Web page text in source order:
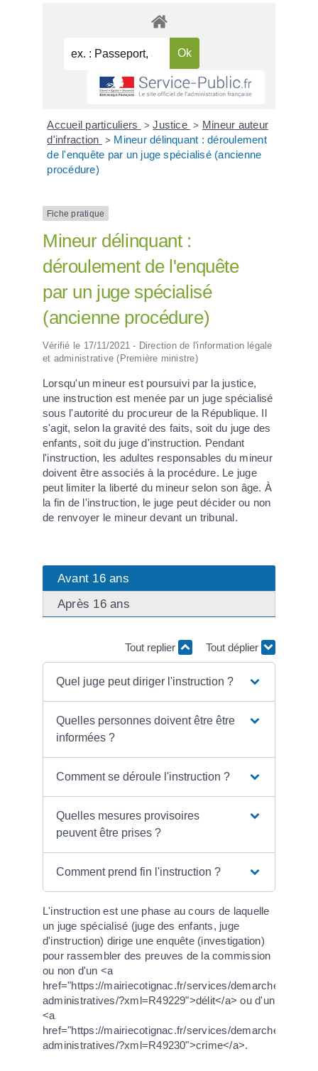
Accueil particuliers > Justice > Mineur auteur
d'infraction > Mineur délinquant : déroulement
de l'enquête par un juge spécialisé (ancienne
procédure)
Fiche pratique
Mineur délinquant :
déroulement de l'enquête
par un juge spécialisé
(ancienne procédure)
Vérifié le 17/11/2021 - Direction de l'information légale
et administrative (Première ministre)
Lorsqu'un mineur est poursuivi par la justice,
une instruction est menée par un juge spécialisé
sous l'autorité du procureur de la République. Il
s'agit, selon la gravité des faits, soit du juge des
enfants, soit du juge d'instruction. Pendant
l'instruction, les adultes responsables du mineur
doivent être associés à la procédure. Le juge
peut limiter la liberté du mineur selon son âge. À
la fin de l'instruction, le juge peut décider ou non
de renvoyer le mineur devant un tribunal.
Avant 16 ans
Après 16 ans
Tout replier Tout déplier
Quel juge peut diriger l'instruction ?
Quelles personnes doivent être être
informées ?
Comment se déroule l'instruction ?
Quelles mesures provisoires
peuvent être prises ?
Comment prend fin l'instruction ?
L'instruction est une phase au cours de laquelle
un juge spécialisé (juge des enfants, juge
d'instruction) dirige une enquête (investigation)
pour rassembler des preuves de la commission
ou non d'un <a
href="https://mairiecotignac.fr/services/demarches-
administratives/?xml=R49229">délit</a> ou d'un
<a
href="https://mairiecotignac.fr/services/demarches-
administratives/?xml=R49230">crime</a>.